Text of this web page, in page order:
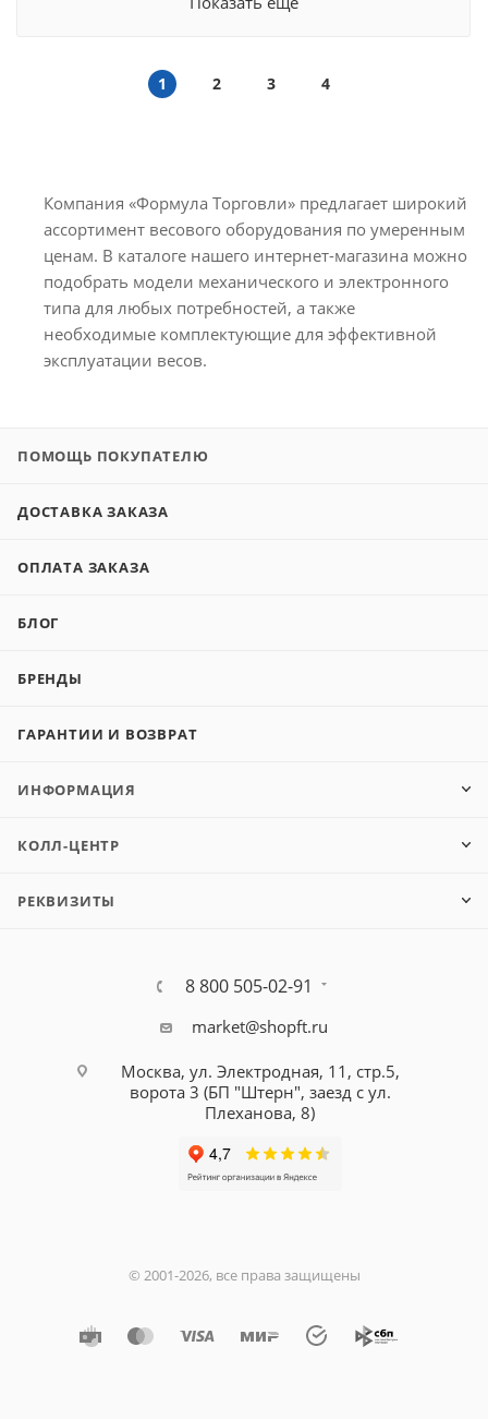
1 2 3 4
Компания «Формула Торговли» предлагает широкий
ассортимент весового оборудования по умеренным
ценам. В каталоге нашего интернет-магазина можно
подобрать модели механического и электронного
типа для любых потребностей, а также
необходимые комплектующие для эффективной
эксплуатации весов.
ПОМОЩЬ ПОКУПАТЕЛЮ
ДОСТАВКА ЗАКАЗА
ОПЛАТА ЗАКАЗА
БЛОГ
БРЕНДЫ
ГАРАНТИИ И ВОЗВРАТ
ИНФОРМАЦИЯ
КОЛЛ-ЦЕНТР
РЕКВИЗИТЫ
8 800 505-02-91
market@shopft.ru
Москва, ул. Электродная, 11, стр.5,
ворота 3 (БП "Штерн", заезд с ул.
Плеханова, 8)
© 2001-2026, все права защищены